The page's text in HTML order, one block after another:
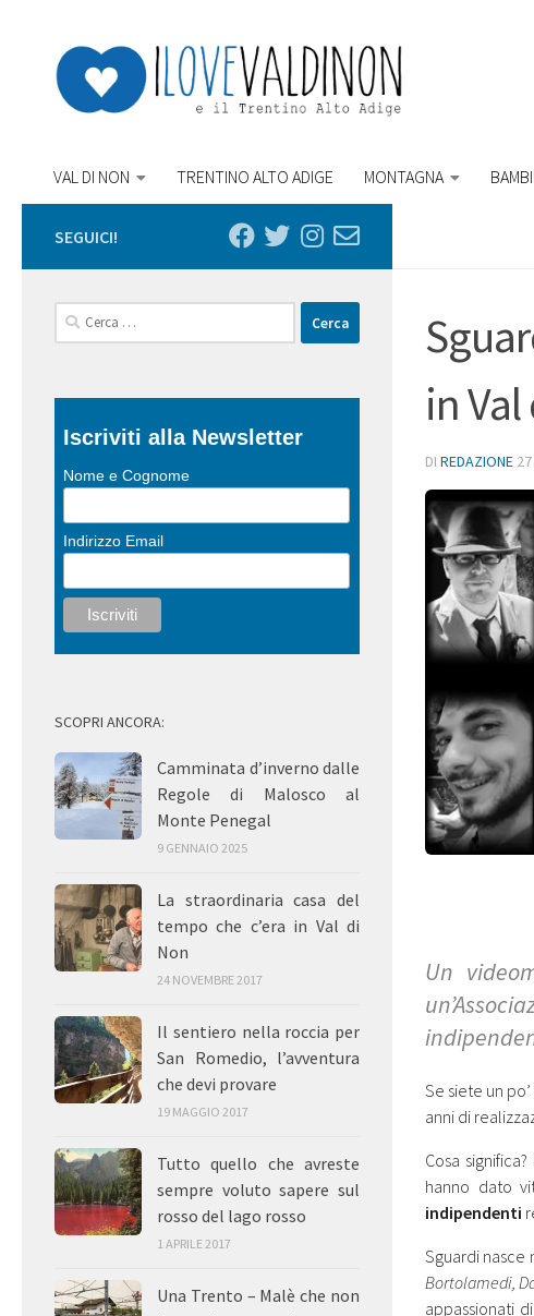
VAL DI NON TRENTINO ALTO ADIGE MONTAGNA
in
DI REDAZIONE
Un
Se siete un
anni di
Cosa
hanno dato
indipendenti
Sguardi nasce
Bortolamedi,
appassionati
SEGUICI!
Ricerca
per:
Iscriviti alla Newsletter
Nome e Cognome
Indirizzo Email
SCOPRI ANCORA:
Camminata d’inverno dalle
Regole di Malosco al
Monte Penegal
9 GENNAIO 2025
La straordinaria casa del
tempo che c’era in Val di
Non
24 NOVEMBRE 2017
Il sentiero nella roccia per
San Romedio, l’avventura
che devi provare
19 MAGGIO 2017
Tutto quello che avreste
sempre voluto sapere sul
rosso del lago rosso
1 APRILE 2017
Una Trento – Malè che non